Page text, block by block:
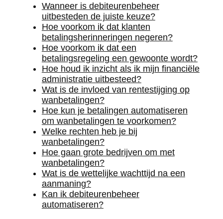
Wanneer is debiteurenbeheer
uitbesteden de juiste keuze?
Hoe voorkom ik dat klanten
betalingsherinneringen negeren?
Hoe voorkom ik dat een
betalingsregeling een gewoonte wordt?
Hoe houd ik inzicht als ik mijn financiële
administratie uitbesteed?
Wat is de invloed van rentestijging op
wanbetalingen?
Hoe kun je betalingen automatiseren
om wanbetalingen te voorkomen?
Welke rechten heb je bij
wanbetalingen?
Hoe gaan grote bedrijven om met
wanbetalingen?
Wat is de wettelijke wachttijd na een
aanmaning?
Kan ik debiteurenbeheer
automatiseren?